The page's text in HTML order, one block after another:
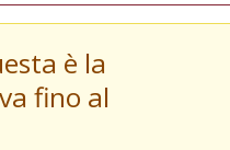
è la
fino al